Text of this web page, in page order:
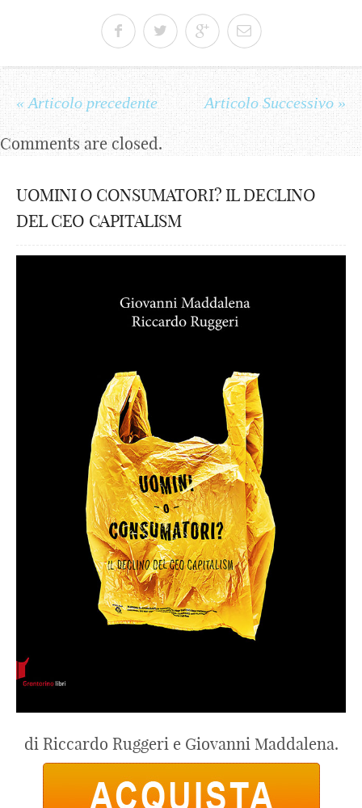
« Articolo precedente Articolo Successivo »
Comments are closed.
UOMINI O CONSUMATORI? IL DECLINO
DEL CEO CAPITALISM
di Riccardo Ruggeri e Giovanni Maddalena.